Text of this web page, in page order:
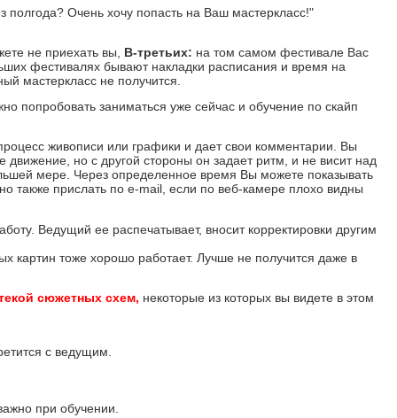
Очень хочу попасть на Ваш мастеркласс!"
не приехать вы, В-третьих: на том самом фестивале Вас
фестивалях бывают накладки расписания и время на
мастеркласс не получится.
попробовать заниматься уже сейчас и обучение по скайп
живописи или графики и дает свои комментарии. Вы
но с другой стороны он задает ритм, и не висит над
мере. Через определенное время Вы можете показывать
также прислать по e-mail, если по веб-камере плохо видны
Ведущий ее распечатывает, вносит корректировки другим
картин тоже хорошо работает. Лучше не получится даже в
сюжетных схем, некоторые из которых вы видете в этом
с ведущим.
при обучении.